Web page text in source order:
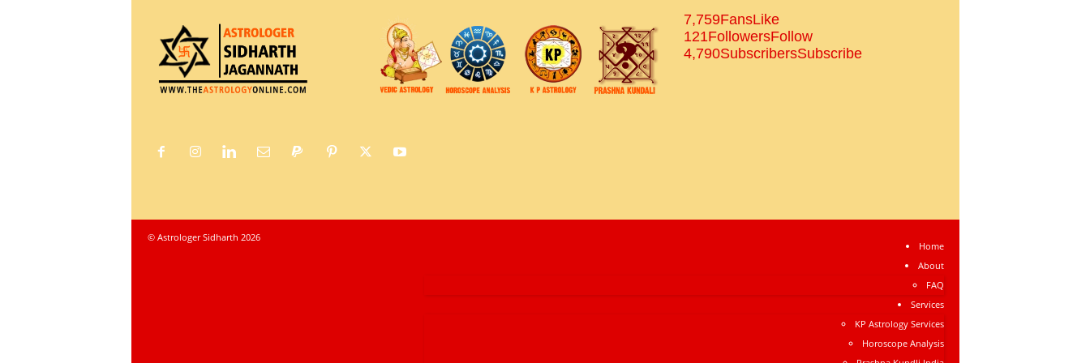
7,759FansLike
121FollowersFollow
4,790SubscribersSubscribe
Home
About
FAQ
Services
KP Astrology Services
Horoscope Analysis
© Astrologer Sidharth 2026